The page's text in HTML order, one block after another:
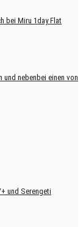
bei Miru 1day Flat
und nebenbei einen von
und Serengeti